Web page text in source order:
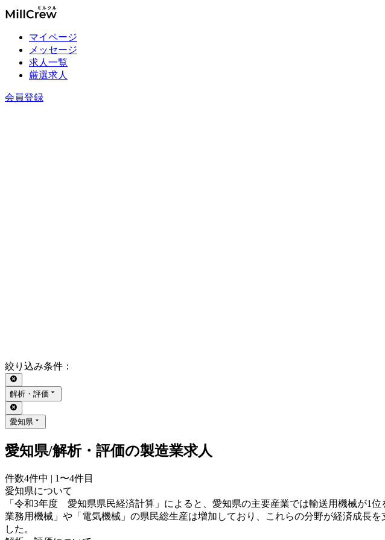
マイページ
メッセージ
求人一覧
厳選求人
会員登録
絞り込み条件 ：
解析・評価
愛知県
愛知県/解析・評価の製造業求人
件数4件中 | 1〜4件目
愛知県について
「令和3年度 愛知県県民経済計算」によると、愛知県の主要産業では輸送用機械が1
業務用機械」や「電気機械」の県民総生産は増加しており、これらの分野が経済成長
した。